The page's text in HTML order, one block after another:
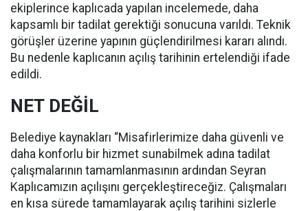
ekiplerince kaplıcada yapılan incelemede, daha
kapsamlı bir tadilat gerektiği sonucuna varıldı. Teknik
görüşler üzerine yapının güçlendirilmesi kararı alındı.
Bu nedenle kaplıcanın açılış tarihinin ertelendiği ifade
edildi.
NET DEĞİL
Belediye kaynakları “Misafirlerimize daha güvenli ve
daha konforlu bir hizmet sunabilmek adına tadilat
çalışmalarının tamamlanmasının ardından Seyran
Kaplıcamızın açılışını gerçekleştireceğiz. Çalışmaları
en kısa sürede tamamlayarak açılış tarihini sizlerle